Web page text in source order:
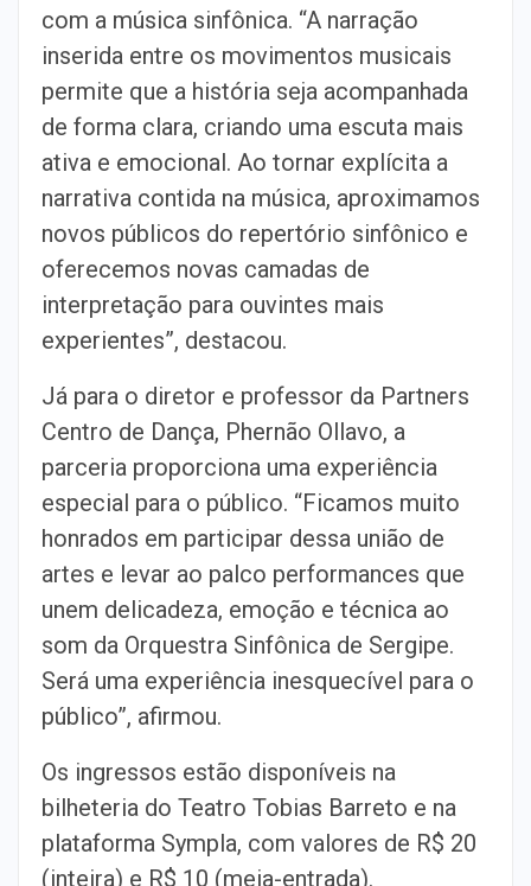
com a música sinfônica. “A narração
inserida entre os movimentos musicais
permite que a história seja acompanhada
de forma clara, criando uma escuta mais
ativa e emocional. Ao tornar explícita a
narrativa contida na música, aproximamos
novos públicos do repertório sinfônico e
oferecemos novas camadas de
interpretação para ouvintes mais
experientes”, destacou.
Já para o diretor e professor da Partners
Centro de Dança, Phernão Ollavo, a
parceria proporciona uma experiência
especial para o público. “Ficamos muito
honrados em participar dessa união de
artes e levar ao palco performances que
unem delicadeza, emoção e técnica ao
som da Orquestra Sinfônica de Sergipe.
Será uma experiência inesquecível para o
público”, afirmou.
Os ingressos estão disponíveis na
bilheteria do Teatro Tobias Barreto e na
plataforma Sympla, com valores de R$ 20
(inteira) e R$ 10 (meia-entrada).